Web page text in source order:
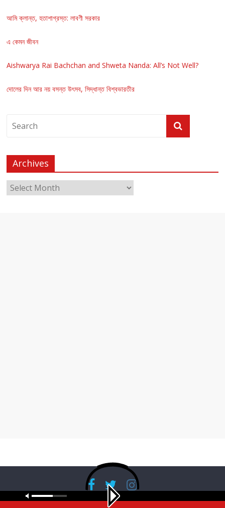
আমি ক্লান্ত, হতাশাগ্রস্ত: লাবণী সরকার
এ কেমন জীবন
Aishwarya Rai Bachchan and Shweta Nanda: All’s Not Well?
দোলের দিন আর নয় বসন্ত উৎসব, সিদ্ধান্ত বিশ্বভারতীর
Archives
Copyright © 2026RadioBanglaNet. All rights reserved.